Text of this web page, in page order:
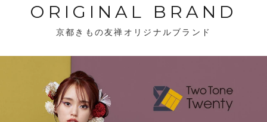
ORIGINAL BRAND
京都きもの友禅オリジナルブランド